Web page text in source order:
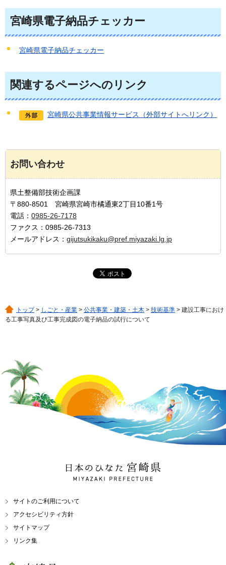
宮崎県電子納品チェッカー
宮崎県電子納品チェッカー
関連するページへのリンク
宮崎県公共事業情報サービス（外部サイトへリンク）
お問い合わせ
県土整備部技術企画課
〒880-8501 宮崎県宮崎市橘通東2丁目10番1号
電話： 0985-26-7178
ファクス：0985-26-7313
メールアドレス： gijutsukikaku@pref.miyazaki.lg.jp
トップ> しごと・産業 > 公共事業・建築・土木 > 技術基準 > 建設工事におけ
る工事写真及び工事完成図の電子納品の試行について
日本のひなた 宮崎県
MIYAZAKI PREFECTURE
サイトのご利用について
アクセシビリティ方針
サイトマップ
リンク集